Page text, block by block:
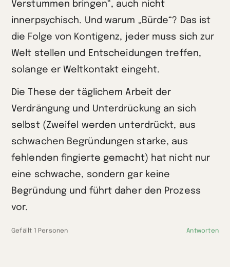
Verstummen bringen“, auch nicht
innerpsychisch. Und warum „Bürde“? Das ist
die Folge von Kontigenz, jeder muss sich zur
Welt stellen und Entscheidungen treffen,
solange er Weltkontakt eingeht.
Die These der täglichem Arbeit der
Verdrängung und Unterdrückung an sich
selbst (Zweifel werden unterdrückt, aus
schwachen Begründungen starke, aus
fehlenden fingierte gemacht) hat nicht nur
eine schwache, sondern gar keine
Begründung und führt daher den Prozess
vor.
Gefällt 1 Personen Antworten